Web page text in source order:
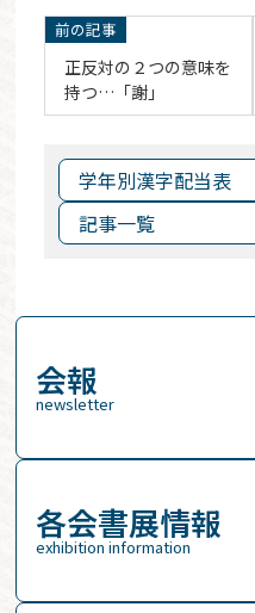
正反対の２つの意味を
持つ…「謝」
学年別漢字配当表
記事一覧
会報
newsletter
各会書展情報
exhibition information